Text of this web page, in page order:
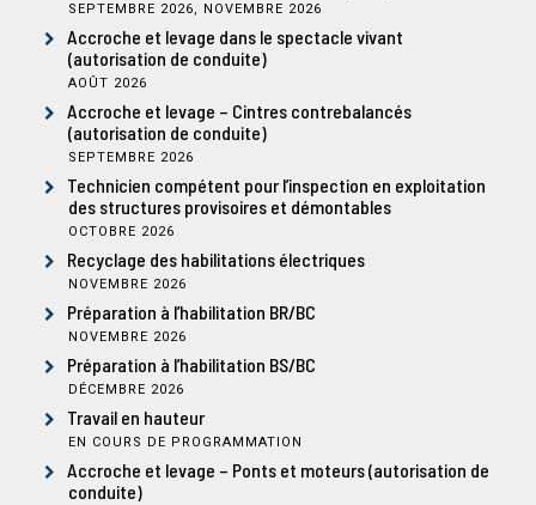
SEPTEMBRE 2026, NOVEMBRE 2026
Accroche et levage dans le spectacle vivant
(autorisation de conduite)
AOÛT 2026
Accroche et levage – Cintres contrebalancés
(autorisation de conduite)
SEPTEMBRE 2026
Technicien compétent pour l’inspection en exploitation
des structures provisoires et démontables
OCTOBRE 2026
Recyclage des habilitations électriques
NOVEMBRE 2026
Préparation à l’habilitation BR/BC
NOVEMBRE 2026
Préparation à l’habilitation BS/BC
DÉCEMBRE 2026
Travail en hauteur
EN COURS DE PROGRAMMATION
Accroche et levage – Ponts et moteurs (autorisation de
conduite)